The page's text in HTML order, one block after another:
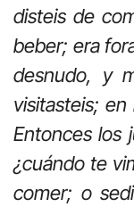
disteis de
beber; era
desnudo, y
visitasteis;
Entonces los
¿cuándo te
comer; o